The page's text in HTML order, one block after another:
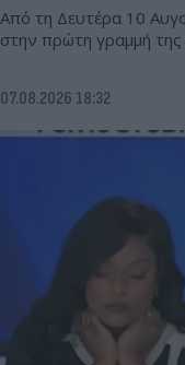
Από τη Δευτέρα 10
στην πρώτη γραμμή
07.08.2026 18:32